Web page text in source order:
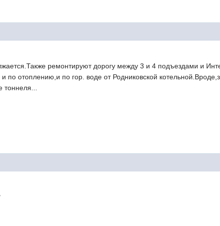
ремонтируют дорогу между 3 и 4 подъездами и
и по отоплению,и по гор. воде от Родниковской
тоннеля...